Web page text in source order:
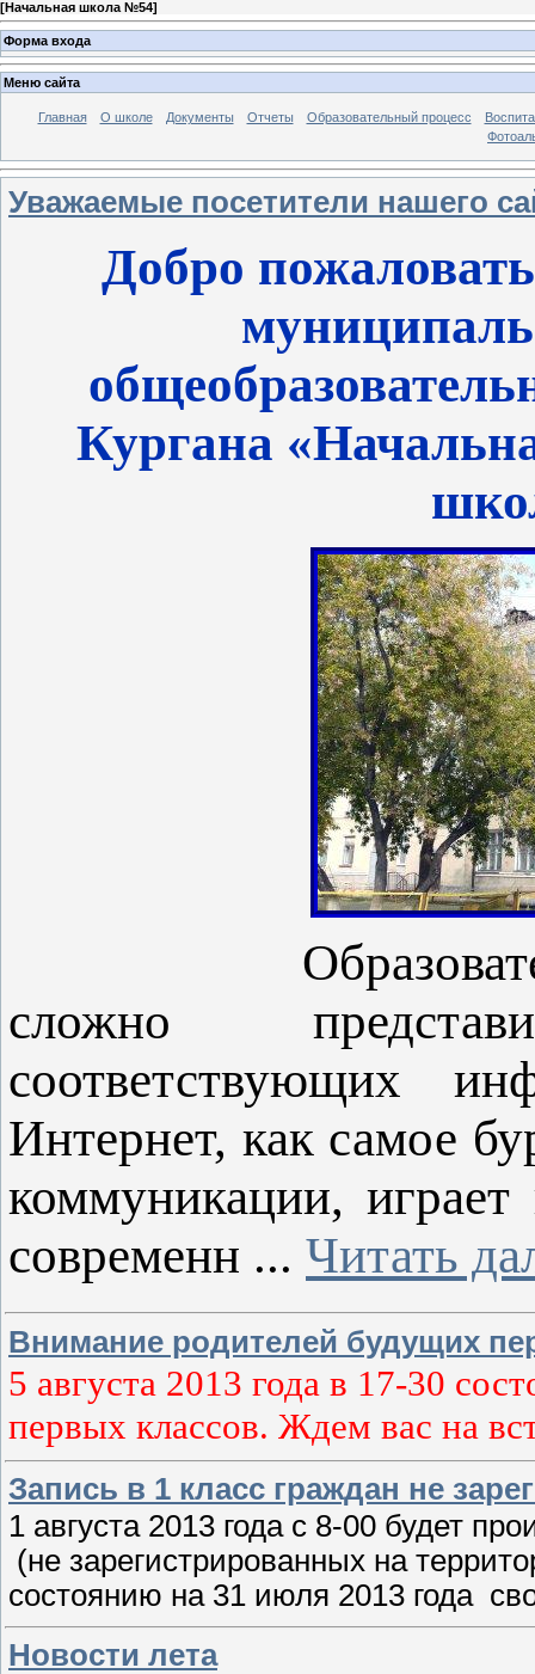
[Начальная школа №54]
Форма входа
Меню сайта
Главная О школе Документы Отчеты Образовательный процесс
Уважаемые посетители нашего
Добро
Кургана
сложно
соответствующих
Интернет, как самое
коммуникации,
современн ... Читать
Внимание родителей будущих
5 августа 2013 года в 17-30
первых классов. Ждем вас на
Запись в 1 класс граждан не
1 августа 2013 года с 8-00 будет
(не зарегистрированных на
состоянию на 31 июля 2013 года
Новости лета